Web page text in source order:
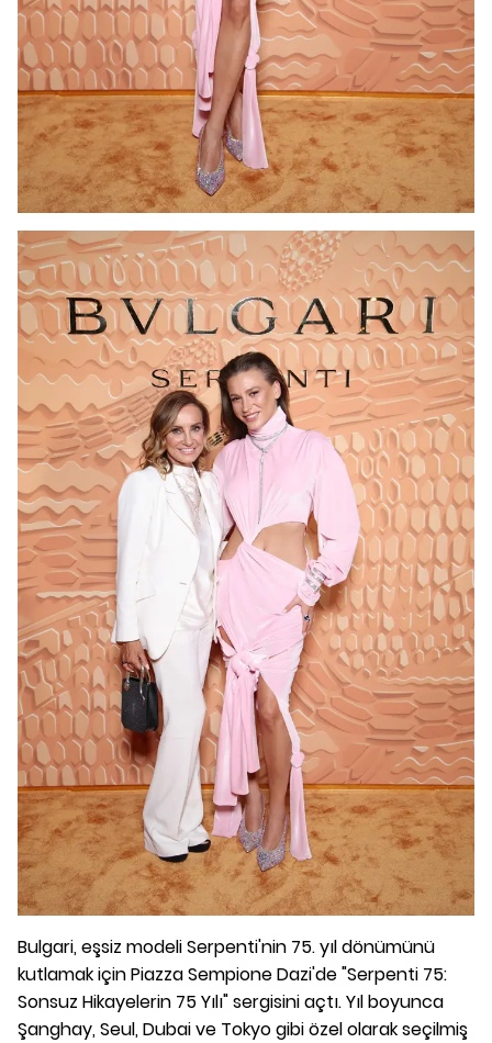
Bulgari, eşsiz modeli Serpenti'nin 75. yıl dönümünü
kutlamak için Piazza Sempione Dazi'de "Serpenti 75:
Sonsuz Hikayelerin 75 Yılı" sergisini açtı. Yıl boyunca
Şanghay, Seul, Dubai ve Tokyo gibi özel olarak seçilmiş